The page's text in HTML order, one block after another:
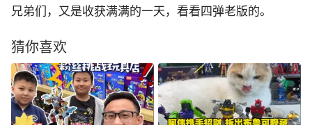
兄弟们，又是收获满满的一天，看看四弹老版的。
猜你喜欢